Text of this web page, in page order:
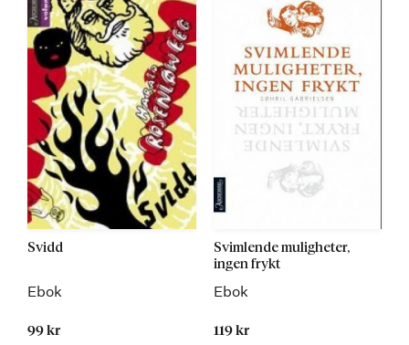
Svidd
Ebok
99 kr
Svimlende muligheter,
ingen frykt
Ebok
119 kr